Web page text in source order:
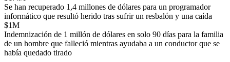
Se han recuperado 1,4 millones de dólares para un programador
informático que resultó herido tras sufrir un resbalón y una caída
$1M
Indemnización de 1 millón de dólares en solo 90 días para la familia
de un hombre que falleció mientras ayudaba a un conductor que se
había quedado tirado